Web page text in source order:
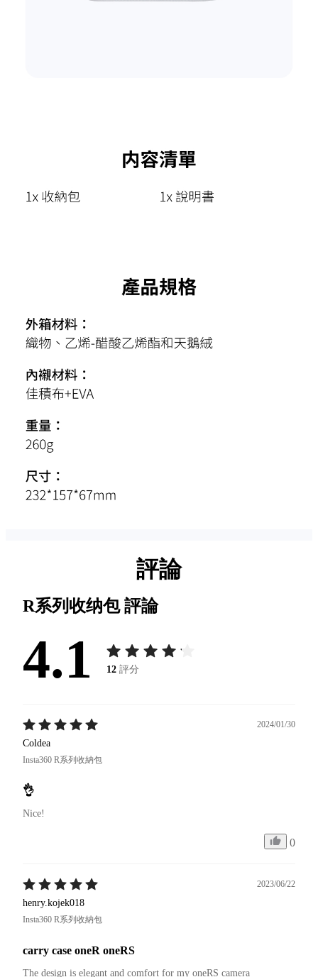
評論
R系列收纳包評論
4.1 12 評分
2024/01/30
Coldea
Insta360 R系列收納包
👌
Nice!
0
2023/06/22
henry.kojek018
Insta360 R系列收納包
carry case oneR oneRS
The design is elegant and comfort for my oneRS camera